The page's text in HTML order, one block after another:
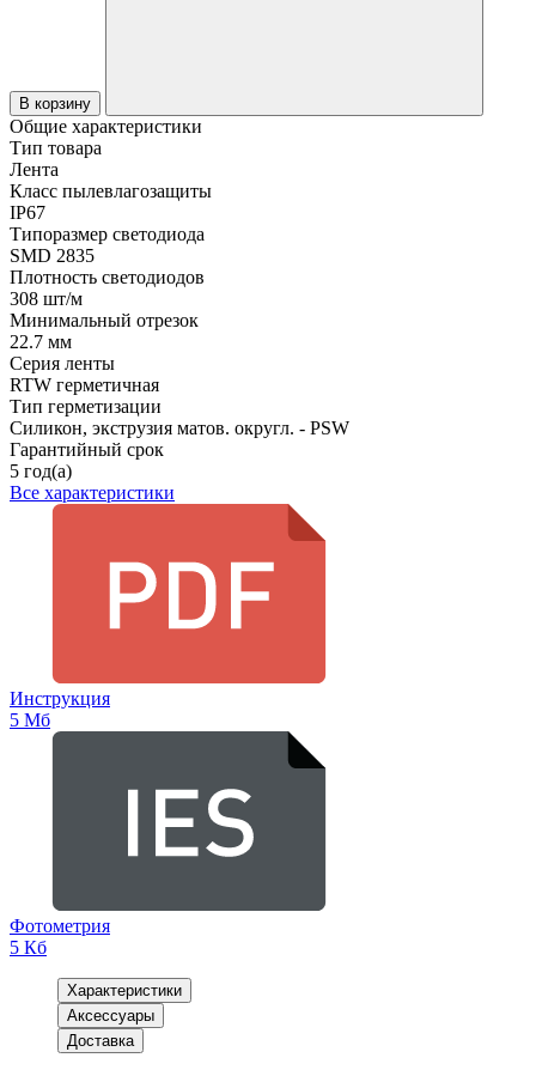
В корзину
Общие характеристики
Тип товара
Лента
Класс пылевлагозащиты
IP67
Типоразмер светодиода
SMD 2835
Плотность светодиодов
308 шт/м
Минимальный отрезок
22.7 мм
Серия ленты
RTW герметичная
Тип герметизации
Силикон, экструзия матов. округл. - PSW
Гарантийный срок
5 год(а)
Все характеристики
Инструкция
5 Мб
Фотометрия
5 Кб
Характеристики
Аксессуары
Доставка